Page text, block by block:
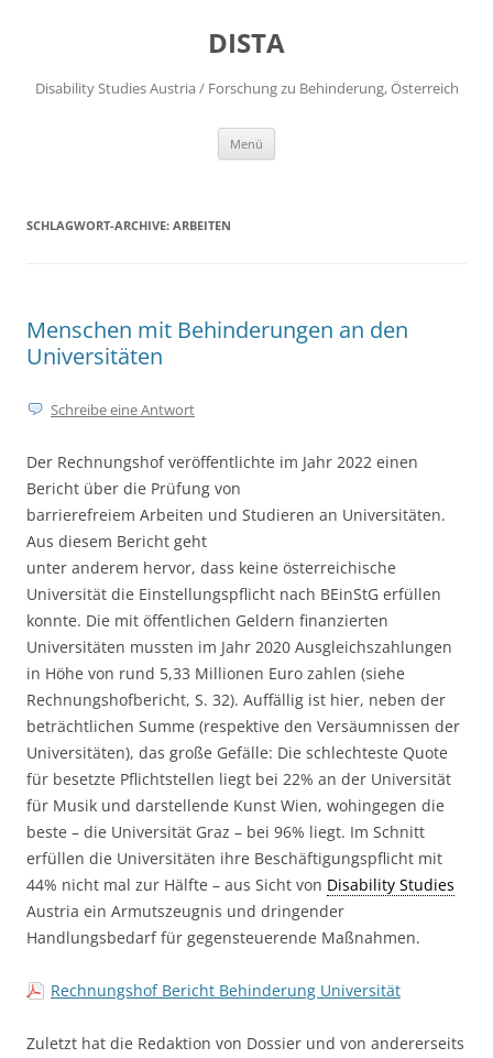
DISTA
Disability Studies Austria / Forschung zu Behinderung, Österreich
Menü
SCHLAGWORT-ARCHIVE: ARBEITEN
Menschen mit Behinderungen an den
Universitäten
Schreibe eine Antwort
Der Rechnungshof veröffentlichte im Jahr 2022 einen
Bericht über die Prüfung von
barrierefreiem Arbeiten und Studieren an Universitäten.
Aus diesem Bericht geht
unter anderem hervor, dass keine österreichische
Universität die Einstellungspflicht nach BEinStG erfüllen
konnte. Die mit öffentlichen Geldern finanzierten
Universitäten mussten im Jahr 2020 Ausgleichszahlungen
in Höhe von rund 5,33 Millionen Euro zahlen (siehe
Rechnungshofbericht, S. 32). Auffällig ist hier, neben der
beträchtlichen Summe (respektive den Versäumnissen der
Universitäten), das große Gefälle: Die schlechteste Quote
für besetzte Pflichtstellen liegt bei 22% an der Universität
für Musik und darstellende Kunst Wien, wohingegen die
beste – die Universität Graz – bei 96% liegt. Im Schnitt
erfüllen die Universitäten ihre Beschäftigungspflicht mit
44% nicht mal zur Hälfte – aus Sicht von Disability Studies
Austria ein Armutszeugnis und dringender
Handlungsbedarf für gegensteuerende Maßnahmen.
Rechnungshof Bericht Behinderung Universität
Zuletzt hat die Redaktion von Dossier und von andererseits